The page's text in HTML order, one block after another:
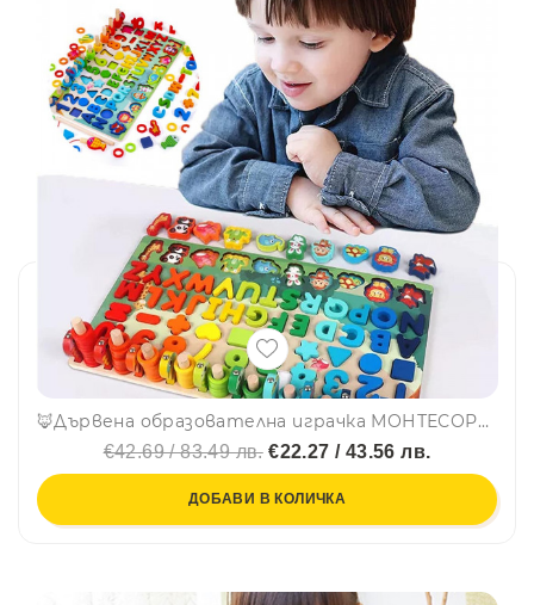
🦊Дървена образователна играчка МОНТЕСОРИ с животни, рибки, рингове, цифри и фигурки CSDW-020
€42.69 / 83.49 лв.€22.27 / 43.56 лв.
ДОБАВИ В КОЛИЧКА